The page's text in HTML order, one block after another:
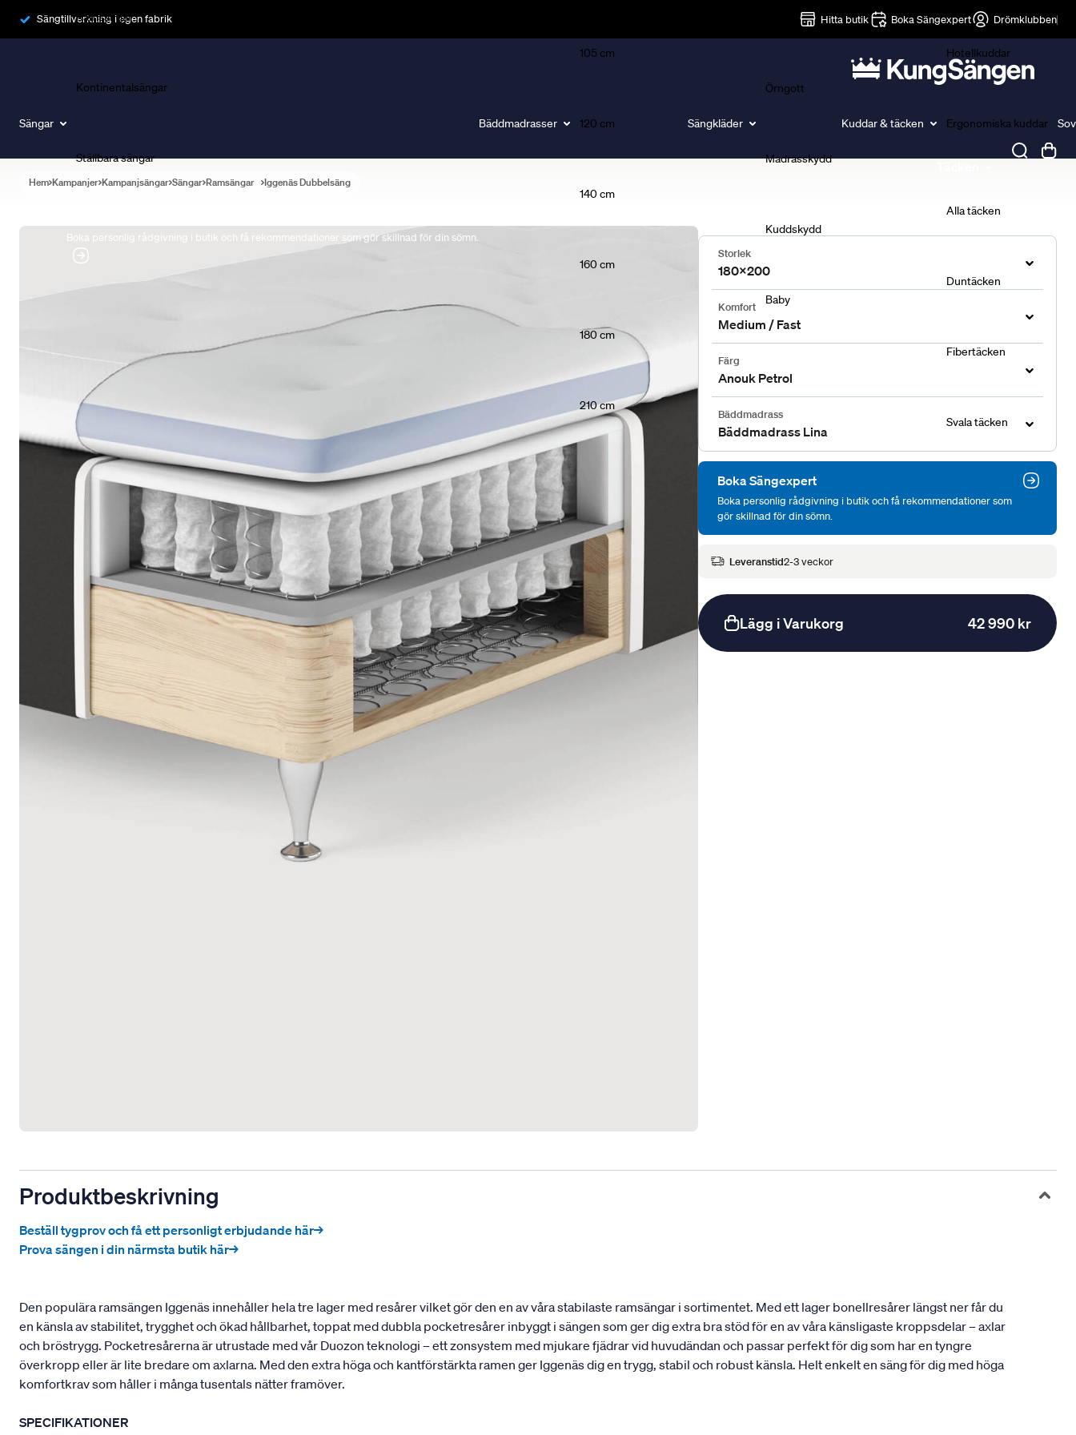
Sängtillverkning i egen fabrik Hitta butik Boka Sängexpert Drömklubben
Sängar
Ramsängar
Kontinentalsängar
Ställbara sängar
Boka personlig rådgivning i butik och få rekommendationer som gör skillnad för din sömn.
Bäddmadrasser
105 cm
120 cm
140 cm
160 cm
180 cm
210 cm
Sängkläder
Örngott
Madrasskydd
Kuddskydd
Baby
Kuddar & täcken
Hotellkuddar
Ergonomiska kuddar
Alla täcken
Duntäcken
Fibertäcken
Svala täcken
Hem Kampanjer Kampanjsängar Sängar Ramsängar Iggenäs Dubbelsäng
Storlek
180x200
Komfort
Medium / Fast
Färg
Anouk Petrol
Bäddmadrass
Bäddmadrass Lina
Boka Sängexpert
Boka personlig rådgivning i butik och få rekommendationer som
gör skillnad för din sömn.
Leveranstid2-3 veckor
Lägg i Varukorg 42 990 kr
Produktbeskrivning
Beställ tygprov och få ett personligt erbjudande här→
Prova sängen i din närmsta butik här→
Den populära ramsängen Iggenäs innehåller hela tre lager med resårer vilket gör den en av våra stabilaste ramsängar i sortimentet. Med ett lager bonellresårer längst ner får du
en känsla av stabilitet, trygghet och ökad hållbarhet, toppat med dubbla pocketresårer inbyggt i sängen som ger dig extra bra stöd för en av våra känsligaste kroppsdelar – axlar
och bröstrygg. Pocketresårerna är utrustade med vår Duozon teknologi – ett zonsystem med mjukare fjädrar vid huvudändan och passar perfekt för dig som har en tyngre
överkropp eller är lite bredare om axlarna. Med den extra höga och kantförstärkta ramen ger Iggenäs dig en trygg, stabil och robust känsla. Helt enkelt en säng för dig med höga
komfortkrav som håller i många tusentals nätter framöver.
SPECIFIKATIONER